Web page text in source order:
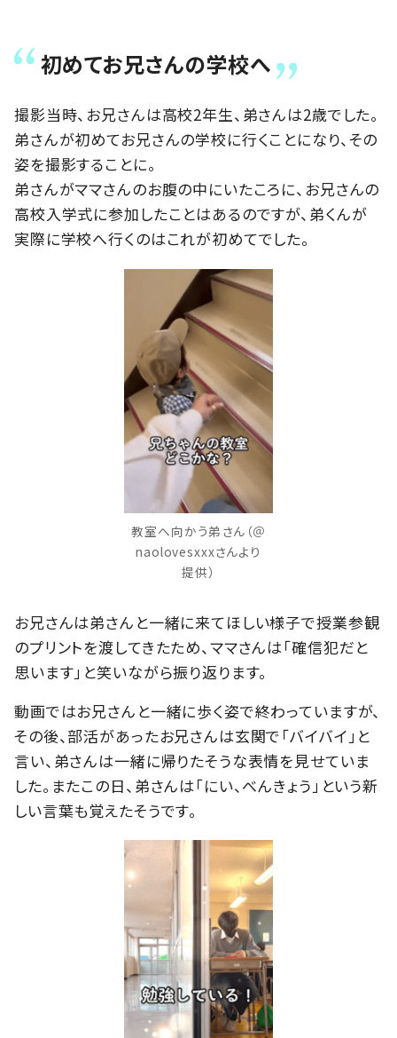
初めてお兄さんの学校へ
撮影当時、お兄さんは高校2年生、弟さんは2歳でした。
弟さんが初めてお兄さんの学校に行くことになり、その
姿を撮影することに。
弟さんがママさんのお腹の中にいたころに、お兄さんの
高校入学式に参加したことはあるのですが、弟くんが
実際に学校へ行くのはこれが初めてでした。
教室へ向かう弟さん（＠
naolovesxxxさんより
提供）
お兄さんは弟さんと一緒に来てほしい様子で授業参観
のプリントを渡してきたため、ママさんは「確信犯だと
思います」と笑いながら振り返ります。
動画ではお兄さんと一緒に歩く姿で終わっていますが、
その後、部活があったお兄さんは玄関で「バイバイ」と
言い、弟さんは一緒に帰りたそうな表情を見せていま
した。またこの日、弟さんは「にい、べんきょう」という新
しい言葉も覚えたそうです。